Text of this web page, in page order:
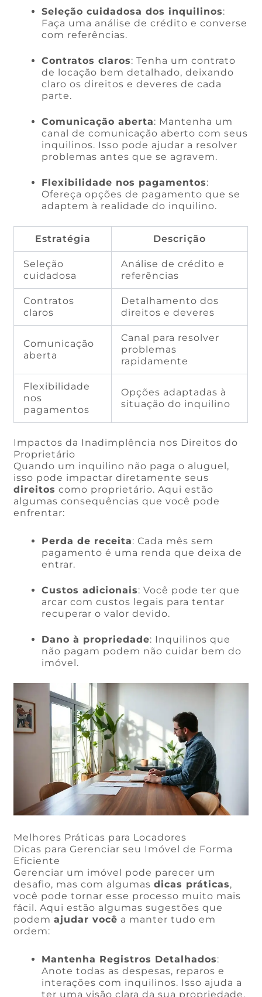
Seleção cuidadosa dos inquilinos:
Faça uma análise de crédito e converse
com referências.
Contratos claros: Tenha um contrato
de locação bem detalhado, deixando
claro os direitos e deveres de cada
parte.
Comunicação aberta: Mantenha um
canal de comunicação aberto com seus
inquilinos. Isso pode ajudar a resolver
problemas antes que se agravem.
Flexibilidade nos pagamentos:
Ofereça opções de pagamento que se
adaptem à realidade do inquilino.
Estratégia Descrição
Seleção
cuidadosa
Análise de crédito e
referências
Contratos
claros
Detalhamento dos
direitos e deveres
Comunicação
aberta
Canal para resolver
problemas
rapidamente
Flexibilidade
nos
pagamentos
Opções adaptadas à
situação do inquilino
Impactos da Inadimplência nos Direitos do
Proprietário
Quando um inquilino não paga o aluguel,
isso pode impactar diretamente seus
direitos como proprietário. Aqui estão
algumas consequências que você pode
enfrentar:
Perda de receita: Cada mês sem
pagamento é uma renda que deixa de
entrar.
Custos adicionais: Você pode ter que
arcar com custos legais para tentar
recuperar o valor devido.
Dano à propriedade: Inquilinos que
não pagam podem não cuidar bem do
imóvel.
Melhores Práticas para Locadores
Dicas para Gerenciar seu Imóvel de Forma
Eficiente
Gerenciar um imóvel pode parecer um
desafio, mas com algumasdicas práticas,
você pode tornar esse processo muito mais
fácil. Aqui estão algumas sugestões que
podemajudar você a manter tudo em
ordem:
Mantenha Registros Detalhados:
Anote todas as despesas, reparos e
interações com inquilinos. Isso ajuda a
ter uma visão clara da sua propriedade.